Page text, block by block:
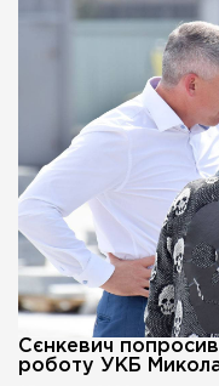
Сєнкевич
роботу УКБ